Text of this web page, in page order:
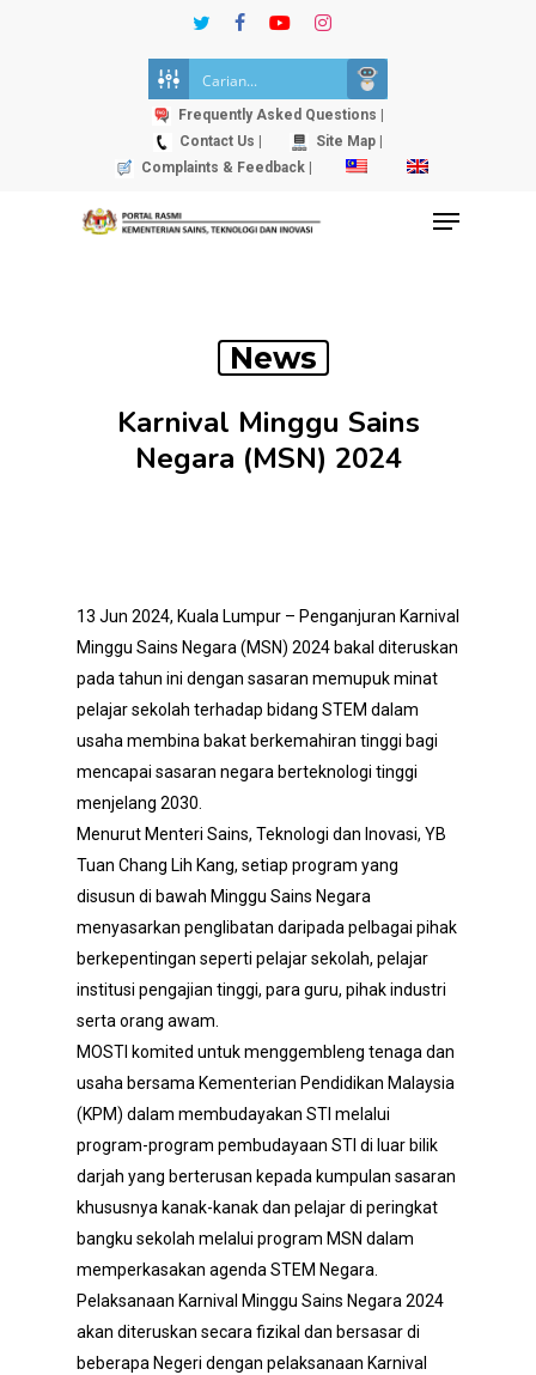
twitterfacebookyoutubeinstagram
Frequently Asked Questions |
Contact Us |
Site Map |
Complaints & Feedback |
Menu
News
Karnival Minggu Sains
Negara (MSN) 2024
13 Jun 2024, Kuala Lumpur – Penganjuran Karnival
Minggu Sains Negara (MSN) 2024 bakal diteruskan
pada tahun ini dengan sasaran memupuk minat
pelajar sekolah terhadap bidang STEM dalam
usaha membina bakat berkemahiran tinggi bagi
mencapai sasaran negara berteknologi tinggi
menjelang 2030.
Menurut Menteri Sains, Teknologi dan Inovasi, YB
Tuan Chang Lih Kang, setiap program yang
disusun di bawah Minggu Sains Negara
menyasarkan penglibatan daripada pelbagai pihak
berkepentingan seperti pelajar sekolah, pelajar
institusi pengajian tinggi, para guru, pihak industri
serta orang awam.
MOSTI komited untuk menggembleng tenaga dan
usaha bersama Kementerian Pendidikan Malaysia
(KPM) dalam membudayakan STI melalui
program-program pembudayaan STI di luar bilik
darjah yang berterusan kepada kumpulan sasaran
khususnya kanak-kanak dan pelajar di peringkat
bangku sekolah melalui program MSN dalam
memperkasakan agenda STEM Negara.
Pelaksanaan Karnival Minggu Sains Negara 2024
akan diteruskan secara fizikal dan bersasar di
beberapa Negeri dengan pelaksanaan Karnival